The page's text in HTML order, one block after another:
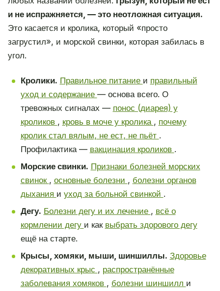
и не испражняется, — это неотложная ситуация.
Это касается и кролика, который «просто
загрустил», и морской свинки, которая забилась в
угол.
Кролики. Правильное питание и правильный
уход и содержание — основа всего. О
тревожных сигналах — понос (диарея) у
кроликов , кровь в моче у кролика , почему
кролик стал вялым, не ест, не пьёт .
Профилактика — вакцинация кроликов .
Морские свинки. Признаки болезней морских
свинок , основные болезни , болезни органов
дыхания и уход за больной свинкой .
Дегу. Болезни дегу и их лечение , всё о
кормлении дегу и как выбрать здорового дегу
ещё на старте.
Крысы, хомяки, мыши, шиншиллы. Здоровье
декоративных крыс , распространённые
заболевания хомяков , болезни шиншилл и